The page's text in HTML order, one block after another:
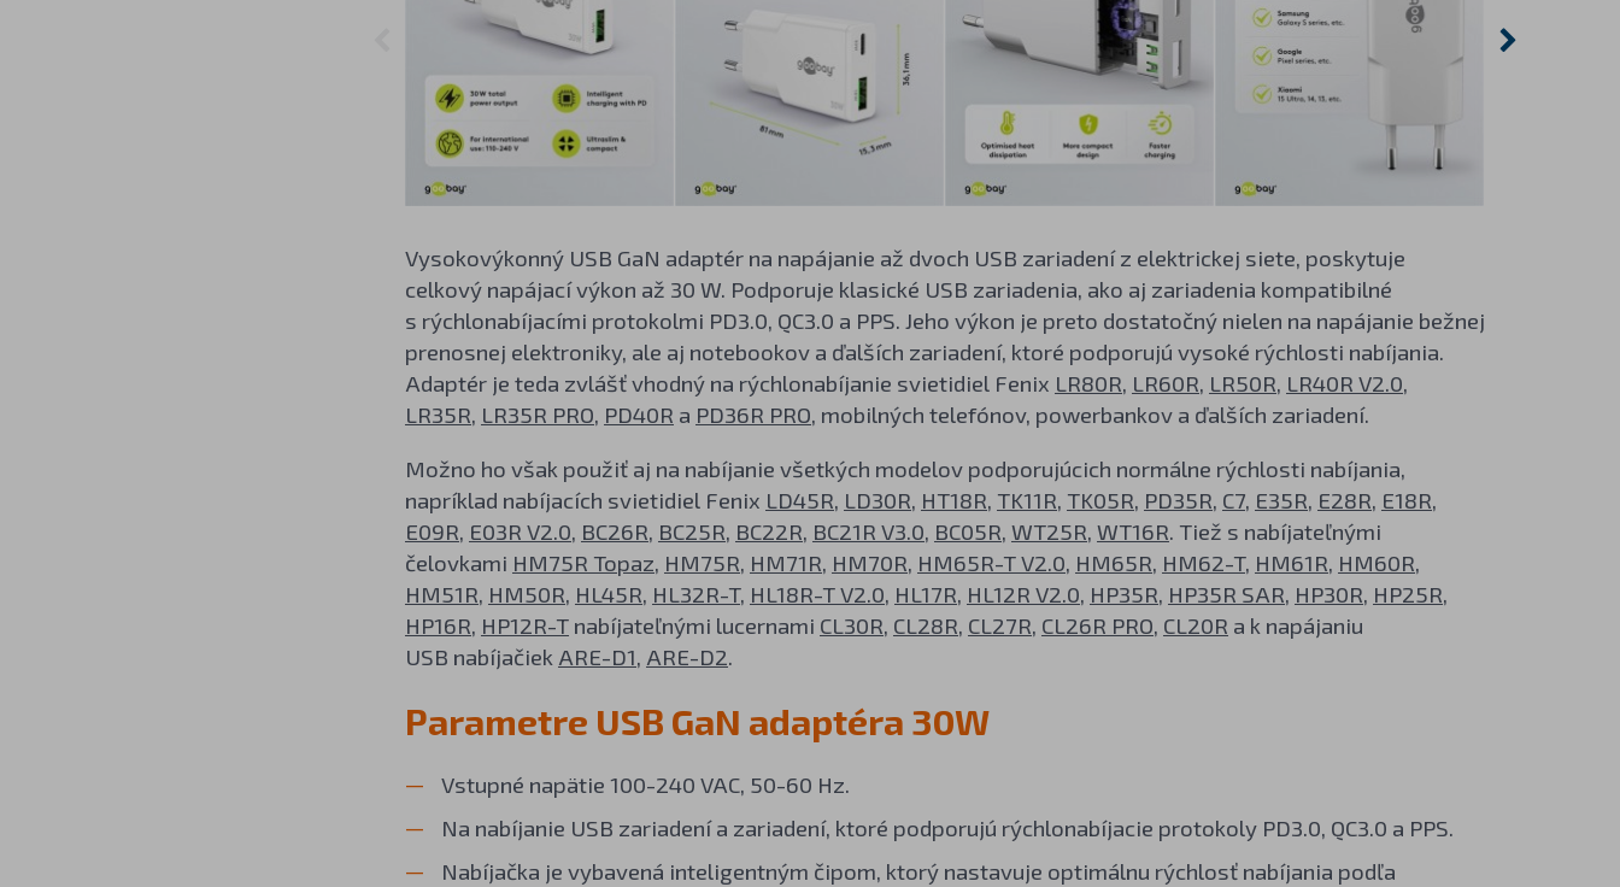
Vysokovýkonný USB GaN adaptér na napájanie až dvoch USB zariadení z elektrickej siete, poskytuje
celkový napájací výkon až 30 W. Podporuje klasické USB zariadenia, ako aj zariadenia kompatibilné
s rýchlonabíjacími protokolmi PD3.0, QC3.0 a PPS. Jeho výkon je preto dostatočný nielen na napájanie bežnej
prenosnej elektroniky, ale aj notebookov a ďalších zariadení, ktoré podporujú vysoké rýchlosti nabíjania.
Adaptér je teda zvlášť vhodný na rýchlonabíjanie svietidiel Fenix LR80R, LR60R, LR50R, LR40R V2.0,
LR35R, LR35R PRO, PD40R a PD36R PRO, mobilných telefónov, powerbankov a ďalších zariadení.
Možno ho však použiť aj na nabíjanie všetkých modelov podporujúcich normálne rýchlosti nabíjania,
napríklad nabíjacích svietidiel Fenix LD45R, LD30R, HT18R, TK11R, TK05R, PD35R, C7, E35R, E28R, E18R,
E09R, E03R V2.0, BC26R, BC25R, BC22R, BC21R V3.0, BC05R, WT25R, WT16R. Tiež s nabíjateľnými
čelovkami HM75R Topaz, HM75R, HM71R, HM70R, HM65R-T V2.0, HM65R, HM62-T, HM61R, HM60R,
HM51R, HM50R, HL45R, HL32R-T, HL18R-T V2.0, HL17R, HL12R V2.0, HP35R, HP35R SAR, HP30R, HP25R,
HP16R, HP12R-Tnabíjateľnými lucernami CL30R, CL28R, CL27R, CL26R PRO, CL20R a k napájaniu
USB nabíjačiek ARE-D1, ARE-D2.
Parametre USB GaN adaptéra 30W
Vstupné napätie 100-240 VAC, 50-60 Hz.
Na nabíjanie USB zariadení a zariadení, ktoré podporujú rýchlonabíjacie protokoly PD3.0, QC3.0 a PPS.
Nabíjačka je vybavená inteligentným čipom, ktorý nastavuje optimálnu rýchlosť nabíjania podľa